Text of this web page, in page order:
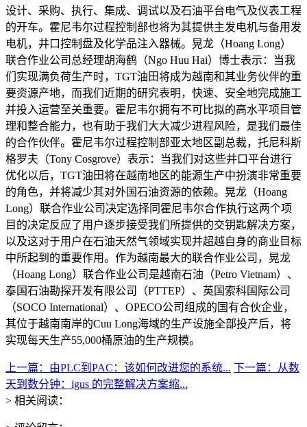
设计、采购、执行、集成、调试以及石油平台电气及仪表工程
的开车。霍尼韦尔过程控制部也将为其提供主发电机与备用发
电机，井口控制盘及化学品注入器械。晃龙（Hoang Long）
联合作业公司总经理胡海鹤（Ngo Huu Hai）博士表示：当我
们实现满负荷生产时，TGT油田将成为越南和其业务伙伴的重
要资源产地，而我们近期的研究表明，快速、安全地完成施工
并投入运营至关重要。霍尼韦尔拥有不可比拟的高水平项目管
理和整合能力，也有助于我们大大减少进程风险，是我们最佳
的合作伙伴。霍尼韦尔过程控制部亚太地区副总裁，托尼科斯
格罗夫（Tony Cosgrove）表示：当我们对这些井口平台进行
优化以后，TGT油田将在越南地区的能源生产中扮演非常重要
的角色，并将减少其对外国石油资源的依赖。晃龙（Hoang
Long）联合作业公司决定选择同霍尼韦尔合作执行这两个项
目的决定反应了用户逐步接受我们所提供的交钥匙解决方案，
以及这对于用户在石油天然气领域实现并超越自身的商业目标
中所起到的重要作用。作为越南最大的联合作业公司，晃龙
（Hoang Long）联合作业公司是越南石油（Petro Vietnam）、
泰国石油勘探开发有限公司（PTTEP）、英国索科国际公司
（SOCO International）、OPECO公司组成的国有合伙企业，
其位于越南南岸的Cuu Long海域的生产设施全部投产后，将
实现每天生产55,000桶原油的生产规模。
上一篇：由PLC到PAC：该如何改进您的系统... 下一篇：从数
天到数分钟：igus 的完整解决方案缩...
> 相关阅读：